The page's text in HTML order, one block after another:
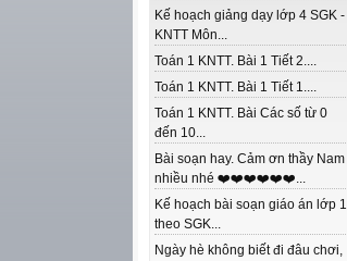
Kế hoạch giảng dạy lớp 4 SGK -
KNTT Môn...
Toán 1 KNTT. Bài 1 Tiết 2....
Toán 1 KNTT. Bài 1 Tiết 1....
Toán 1 KNTT. Bài Các số từ 0
đến 10...
Bài soạn hay. Cảm ơn thầy Nam
nhiều nhé ❤️❤️❤️❤️❤️❤️...
Kế hoạch bài soạn giáo án lớp 1
theo SGK...
Ngày hè không biết đi đâu chơi,